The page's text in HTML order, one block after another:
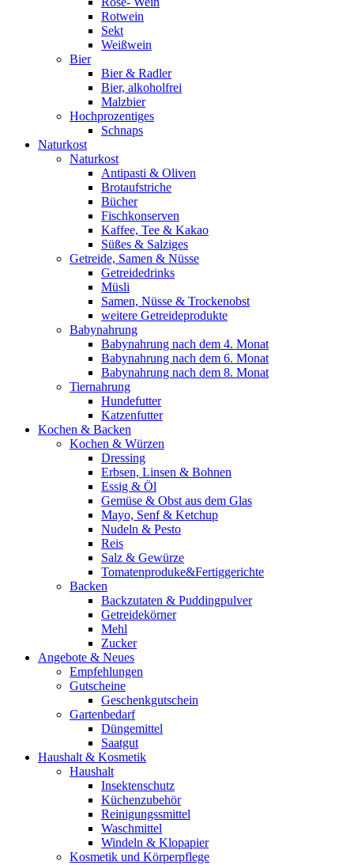
Rotwein
Sekt
Weißwein
Bier
Bier & Radler
Bier, alkoholfrei
Malzbier
Hochprozentiges
Schnaps
Naturkost
Naturkost
Antipasti & Oliven
Brotaufstriche
Bücher
Fischkonserven
Kaffee, Tee & Kakao
Süßes & Salziges
Getreide, Samen & Nüsse
Getreidedrinks
Müsli
Samen, Nüsse & Trockenobst
weitere Getreideprodukte
Babynahrung
Babynahrung nach dem 4. Monat
Babynahrung nach dem 6. Monat
Babynahrung nach dem 8. Monat
Tiernahrung
Hundefutter
Katzenfutter
Kochen & Backen
Kochen & Würzen
Dressing
Erbsen, Linsen & Bohnen
Essig & Öl
Gemüse & Obst aus dem Glas
Mayo, Senf & Ketchup
Nudeln & Pesto
Reis
Salz & Gewürze
Tomatenproduke&Fertiggerichte
Backen
Backzutaten & Puddingpulver
Getreidekörner
Mehl
Zucker
Angebote & Neues
Empfehlungen
Gutscheine
Geschenkgutschein
Gartenbedarf
Düngemittel
Saatgut
Haushalt & Kosmetik
Haushalt
Insektenschutz
Küchenzubehör
Reinigungssmittel
Waschmittel
Windeln & Klopapier
Kosmetik und Körperpflege